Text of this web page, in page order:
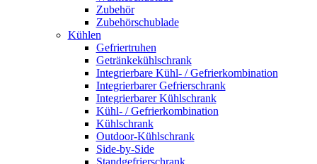
Zubehör
Zubehörschublade
Kühlen
Gefriertruhen
Getränkekühlschrank
Integrierbare Kühl- / Gefrierkombination
Integrierbarer Gefrierschrank
Integrierbarer Kühlschrank
Kühl- / Gefrierkombination
Kühlschrank
Outdoor-Kühlschrank
Side-by-Side
Standgefrierschrank